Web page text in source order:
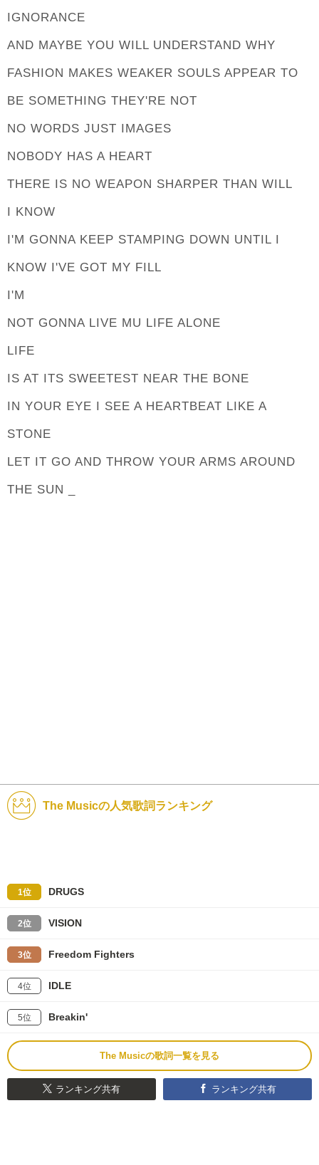
IGNORANCE
AND MAYBE YOU WILL UNDERSTAND WHY
FASHION MAKES WEAKER SOULS APPEAR TO
BE SOMETHING THEY'RE NOT
NO WORDS JUST IMAGES
NOBODY HAS A HEART
THERE IS NO WEAPON SHARPER THAN WILL
I KNOW
I'M GONNA KEEP STAMPING DOWN UNTIL I
KNOW I'VE GOT MY FILL
I'M
NOT GONNA LIVE MU LIFE ALONE
LIFE
IS AT ITS SWEETEST NEAR THE BONE
IN YOUR EYE I SEE A HEARTBEAT LIKE A
STONE
LET IT GO AND THROW YOUR ARMS AROUND
THE SUN _
The Musicの人気歌詞ランキング
1位 DRUGS
2位 VISION
3位 Freedom Fighters
4位 IDLE
5位 Breakin'
The Musicの歌詞一覧を見る
ランキング共有 ランキング共有